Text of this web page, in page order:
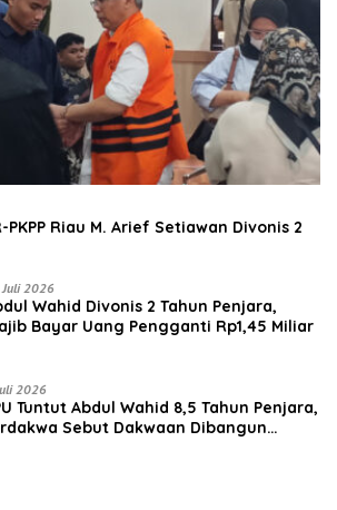
PKPP Riau M. Arief Setiawan Divonis 2
2026
Wahid Divonis 2 Tahun Penjara,
Bayar Uang Pengganti Rp1,45 Miliar
2026
Tuntut Abdul Wahid 8,5 Tahun Penjara,
Sebut Dakwaan Dibangun